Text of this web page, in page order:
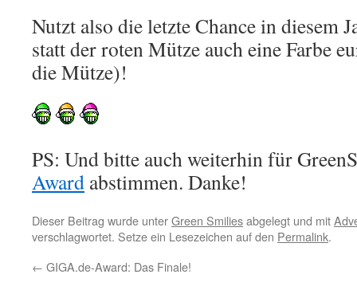
Nutzt also die letzte Chance in diesem
statt der roten Mütze auch eine Farbe
die Mütze)!
PS: Und bitte auch weiterhin für
Award abstimmen. Danke!
Dieser Beitrag wurde unterGreen Smiliesabgelegt und mit
verschlagwortet. Setze ein Lesezeichen auf den Permalink.
← GIGA.de-Award: Das Finale!